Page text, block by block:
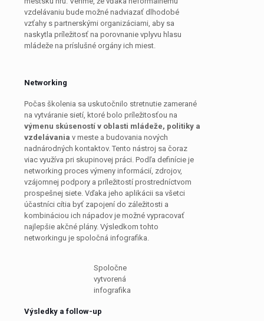
vzdelávaniu bude možné nadviazať dlhodobé
vzťahy s partnerskými organizáciami, aby sa
naskytla príležitosť na porovnanie vplyvu hlasu
mládeže na príslušné orgány ich miest.
Networking
Počas školenia sa uskutočnilo stretnutie zamerané
na vytváranie sietí, ktoré bolo príležitosťou na
výmenu skúseností v oblasti mládeže, politiky a
vzdelávania v meste a budovania nových
nadnárodných kontaktov. Tento nástroj sa čoraz
viac využíva pri skupinovej práci. Podľa definície je
networking proces výmeny informácií, zdrojov,
vzájomnej podpory a príležitostí prostredníctvom
prospešnej siete. Vďaka jeho aplikácii sa všetci
účastníci cítia byť zapojení do záležitosti a
kombináciou ich nápadov je možné vypracovať
najlepšie akčné plány. Výsledkom tohto
networkingu je spoločná infografika.
Spoločne
vytvorená
infografika
Výsledky a follow-up